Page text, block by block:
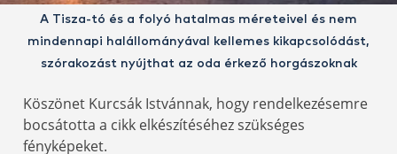
A Tisza-tó és a folyó hatalmas méreteivel és nem
mindennapi halállományával kellemes kikapcsolódást,
szórakozást nyújthat az oda érkező horgászoknak
Köszönet Kurcsák Istvánnak, hogy rendelkezésemre
bocsátotta a cikk elkészítéséhez szükséges
fényképeket.